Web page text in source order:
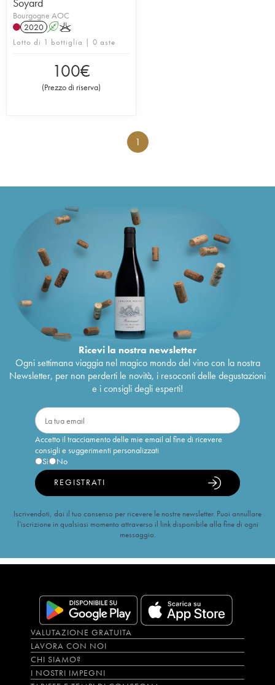
Bourgogne AOC
2020 AK
Lotto di 1 bottiglia | 0 aste
100€
(Prezzo di riserva)
1
Ricevi la nostra newsletter
Ogni settimana viaggia nel magico mondo del vino con la nostra
Newsletter, per non perderti le novità, i resoconti delle degustazioni
e i consigli degli esperti!
Accetto il tracciamento delle mie email al fine di ricevere
consigli e suggerimenti personalizzati
Sì
No
REGISTRATI
Iscrivendoti, dai il tuo consenso per ricevere le nostre newsletter. Puoi annullare
l’iscrizione in qualsiasi momento attraverso il link disponibile alla fine di ogni
messaggio.
VALUTAZIONE GRATUITA
LAVORA CON NOI
CHI SIAMO?
I NOSTRI IMPEGNI